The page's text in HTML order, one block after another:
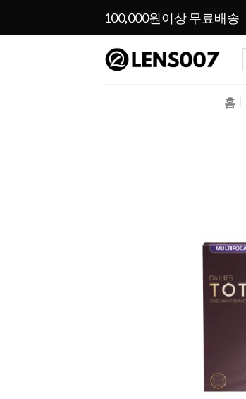
100,000원이상 무료배송
홈